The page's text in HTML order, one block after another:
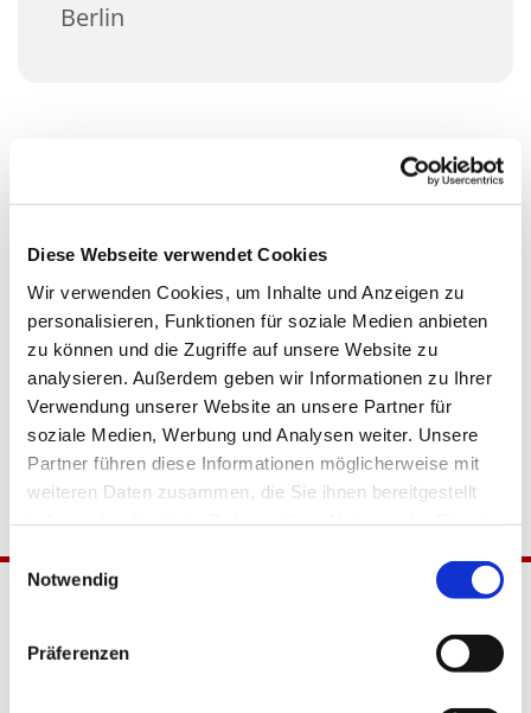
Diese Webseite verwendet Cookies
Wir verwenden Cookies, um Inhalte und Anzeigen zu
personalisieren, Funktionen für soziale Medien anbieten
zu können und die Zugriffe auf unsere Website zu
analysieren. Außerdem geben wir Informationen zu Ihrer
Verwendung unserer Website an unsere Partner für
soziale Medien, Werbung und Analysen weiter. Unsere
Partner führen diese Informationen möglicherweise mit
weiteren Daten zusammen, die Sie ihnen bereitgestellt
Einwilligungsauswahl
Notwendig
Präferenzen
Berlin